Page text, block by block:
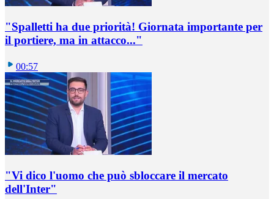
"Spalletti ha due priorità! Giornata importante per
il portiere, ma in attacco..."
00:57
"Vi dico l'uomo che può sbloccare il mercato
dell'Inter"